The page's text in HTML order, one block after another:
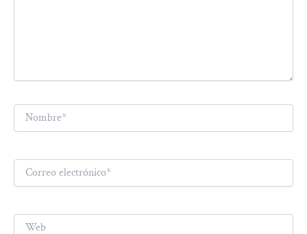
Nombre*
Correo
electrónico*
Web